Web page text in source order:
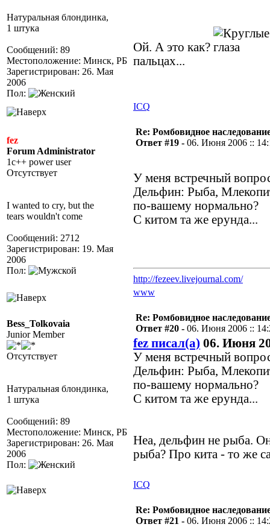
Натуральная блондинка,
1 штука
Сообщений: 89
Местоположение: Минск, РБ
Зарегистрирован: 26. Мая
2006
Пол:
Ой. А это как?
пальцах...
ICQ
fez
Forum Administrator
1c++ power user
Отсутствует
I wanted to cry, but the
tears wouldn't come
Сообщений: 2712
Зарегистрирован: 19. Мая
2006
Пол:
Re: Ромбовидное
Ответ #19 - 06. Июня 2006 ::
У меня встречный
Дельфин: Рыба,
по-вашему нормально?
С китом та же ерунда...
http://fezeev.livejournal.com/
www
Bess_Tolkovaia
Junior Member
Отсутствует
Натуральная блондинка,
1 штука
Сообщений: 89
Местоположение: Минск, РБ
Зарегистрирован: 26. Мая
2006
Пол:
Re: Ромбовидное
Ответ #20 - 06. Июня 2006 ::
fez писал(а) 06. Июня
У меня встречный
Дельфин: Рыба,
по-вашему нормально?
С китом та же ерунда...
Неа, дельфин не рыба.
рыба? Про кита - то же
ICQ
Re: Ромбовидное
Ответ #21 - 06. Июня 2006 ::